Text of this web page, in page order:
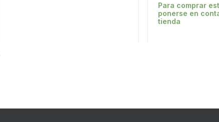
Para comprar
ponerse en
tienda